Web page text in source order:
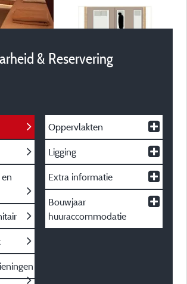
& Reservering
Oppervlakten
Ligging
Extra informatie
Bouwjaar
huuraccommodatie